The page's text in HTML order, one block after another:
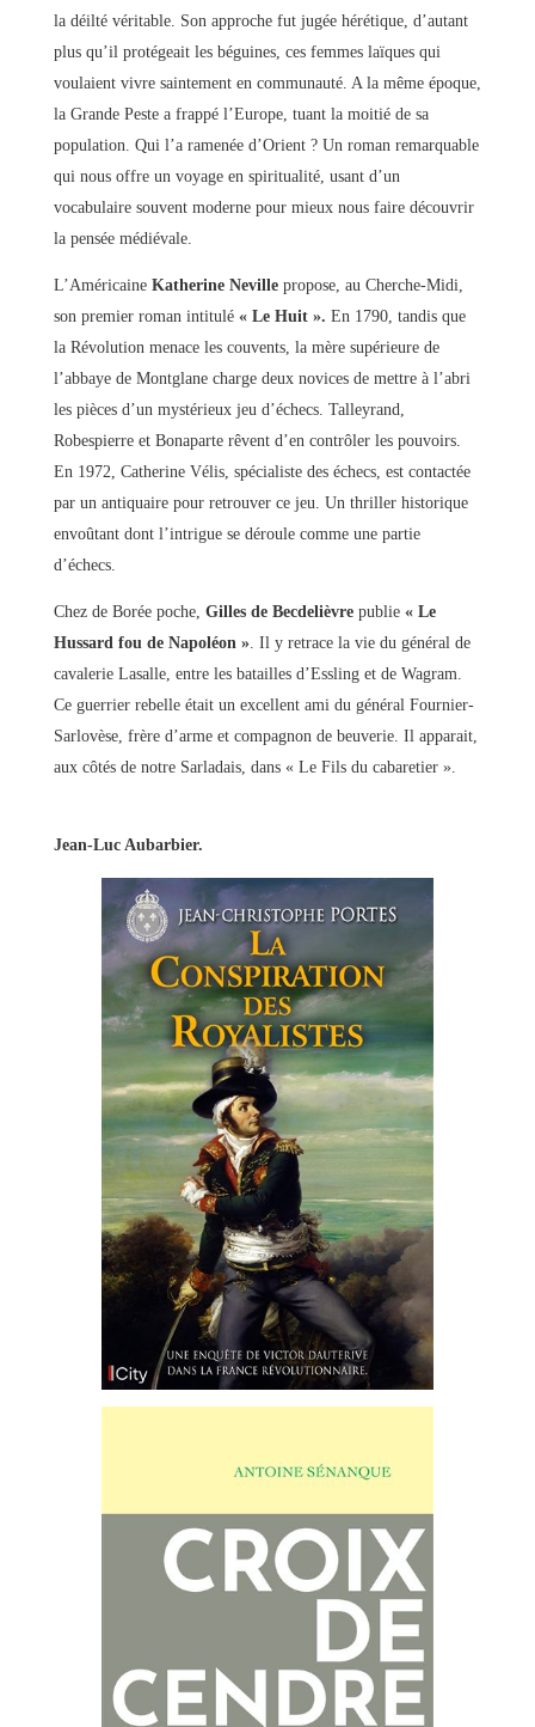
la déilté véritable. Son approche fut jugée hérétique, d’autant
plus qu’il protégeait les béguines, ces femmes laïques qui
voulaient vivre saintement en communauté. A la même époque,
la Grande Peste a frappé l’Europe, tuant la moitié de sa
population. Qui l’a ramenée d’Orient ? Un roman remarquable
qui nous offre un voyage en spiritualité, usant d’un
vocabulaire souvent moderne pour mieux nous faire découvrir
la pensée médiévale.
L’Américaine Katherine Nevillepropose, au Cherche-Midi,
son premier roman intitulé « Le Huit ». En 1790, tandis que
la Révolution menace les couvents, la mère supérieure de
l’abbaye de Montglane charge deux novices de mettre à l’abri
les pièces d’un mystérieux jeu d’échecs. Talleyrand,
Robespierre et Bonaparte rêvent d’en contrôler les pouvoirs.
En 1972, Catherine Vélis, spécialiste des échecs, est contactée
par un antiquaire pour retrouver ce jeu. Un thriller historique
envoûtant dont l’intrigue se déroule comme une partie
d’échecs.
Chez de Borée poche, Gilles de Becdelièvre publie « Le
Hussard fou de Napoléon ». Il y retrace la vie du général de
cavalerie Lasalle, entre les batailles d’Essling et de Wagram.
Ce guerrier rebelle était un excellent ami du général Fournier-
Sarlovèse, frère d’arme et compagnon de beuverie. Il apparait,
aux côtés de notre Sarladais, dans « Le Fils du cabaretier ».
Jean-Luc Aubarbier.